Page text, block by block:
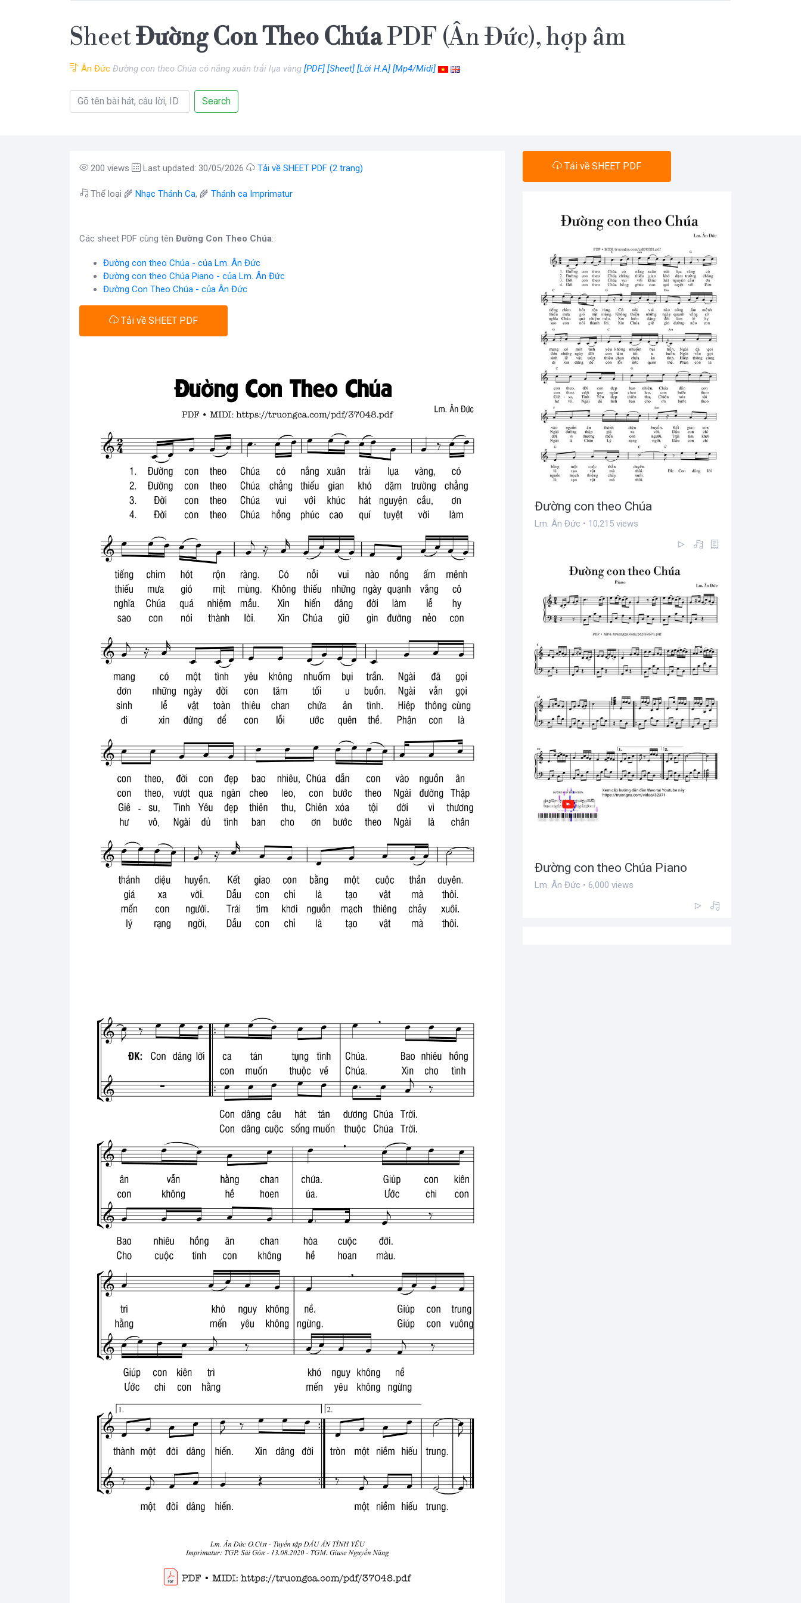
SheetĐường Con Theo ChúaPDF (Ân Đức), hợp âm
Ân Đức Đường con theo Chúa có nắng xuân trải lụa vàng [PDF] [Sheet] [Lời H.A] [Mp4/Midi]
Search
200 views Last updated: 30/05/2026 Tải về SHEET PDF (2 trang)
Thể loại 🌾 Nhạc Thánh Ca, 🌾 Thánh ca Imprimatur
Các sheet PDF cùng tên Đường Con Theo Chúa:
Đường con theo Chúa - của Lm. Ân Đức
Đường con theo Chúa Piano - của Lm. Ân Đức
Đường Con Theo Chúa - của Ân Đức
Tải về SHEET PDF
Tải về SHEET PDF
Đường con theo Chúa
Lm. Ân Đức • 10,215 views
Đường con theo Chúa Piano
Lm. Ân Đức • 6,000 views